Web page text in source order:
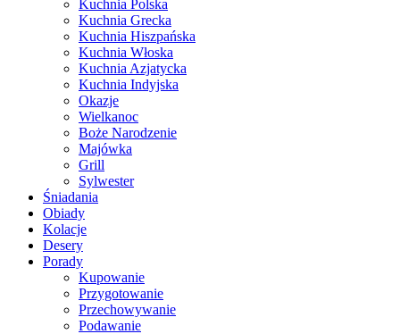
Kuchnia Polska
Kuchnia Grecka
Kuchnia Hiszpańska
Kuchnia Włoska
Kuchnia Azjatycka
Kuchnia Indyjska
Okazje
Wielkanoc
Boże Narodzenie
Majówka
Grill
Sylwester
Śniadania
Obiady
Kolacje
Desery
Porady
Kupowanie
Przygotowanie
Przechowywanie
Podawanie